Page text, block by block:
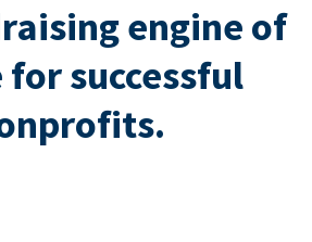
engine of
for successful